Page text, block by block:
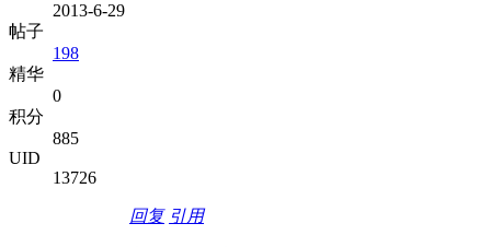
2013-6-29
帖子
198
精华
0
积分
885
UID
13726
回复 引用